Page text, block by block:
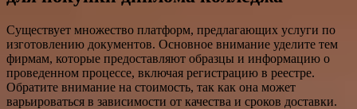
Существует множество платформ, предлагающих услуги по
изготовлению документов. Основное внимание уделите тем
фирмам, которые предоставляют образцы и информацию о
проведенном процессе, включая регистрацию в реестре.
Обратите внимание на стоимость, так как она может
варьироваться в зависимости от качества и сроков доставки.